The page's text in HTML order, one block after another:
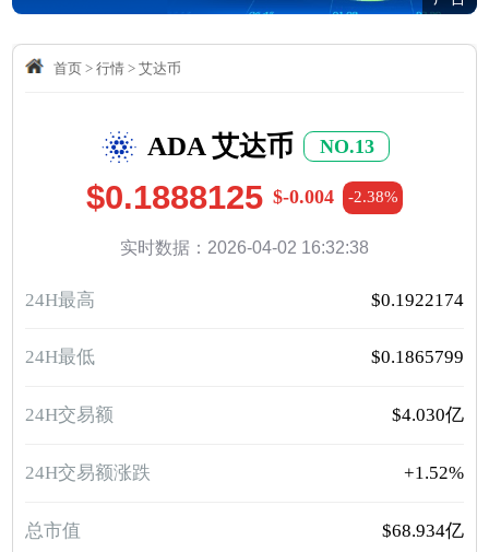
首页> 行情> 艾达币
ADA 艾达币 NO.13
$0.1888125 $-0.004 -2.38%
实时数据：2026-04-02 16:32:38
24H最高 $0.1922174
24H最低 $0.1865799
24H交易额 $4.030亿
24H交易额涨跌 +1.52%
总市值 $68.934亿